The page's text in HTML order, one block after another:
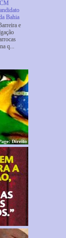
Bahia
e
q...